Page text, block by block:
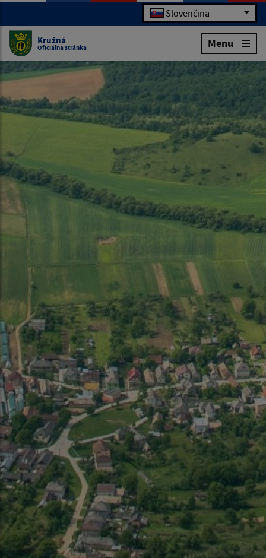
Slovenčina
Kružná
Oficiálna stránka Menu